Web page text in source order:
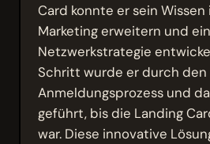
Card konnte er sein
Marketing erweitern und
Netzwerkstrategie
Schritt wurde er durch den
Anmeldungsprozess und
geführt, bis die Landing
war. Diese innovative